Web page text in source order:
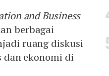
and Business
berbagai
ruang diskusi
ekonomi di